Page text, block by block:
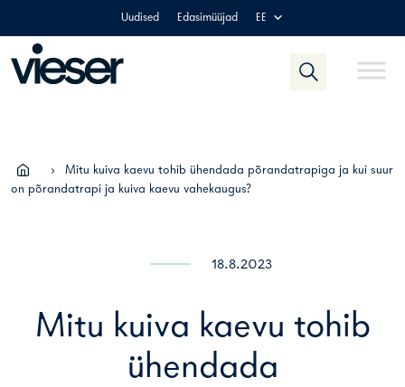
content
Uudised Edasimüüjad EE
›
Mitu kuiva kaevu tohib ühendada põrandatrapiga ja kui suur
on põrandatrapi ja kuiva kaevu vahekaugus?
18.8.2023
Mitu kuiva kaevu tohib
ühendada